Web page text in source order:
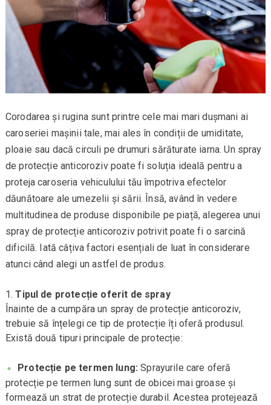
Corodarea și rugina sunt printre cele mai mari dușmani ai
caroseriei mașinii tale, mai ales în condiții de umiditate,
ploaie sau dacă circuli pe drumuri sărăturate iarna. Un spray
de protecție anticoroziv poate fi soluția ideală pentru a
proteja caroseria vehiculului tău împotriva efectelor
dăunătoare ale umezelii și sării. Însă, având în vedere
multitudinea de produse disponibile pe piață, alegerea unui
spray de protecție anticoroziv potrivit poate fi o sarcină
dificilă. Iată câțiva factori esențiali de luat în considerare
atunci când alegi un astfel de produs.
Tipul de protecție oferit de spray
Înainte de a cumpăra un spray de protecție anticoroziv,
trebuie să înțelegi ce tip de protecție îți oferă produsul.
Există două tipuri principale de protecție:
Protecție pe termen lung: Sprayurile care oferă
protecție pe termen lung sunt de obicei mai groase și
formează un strat de protecție durabil. Acestea protejează